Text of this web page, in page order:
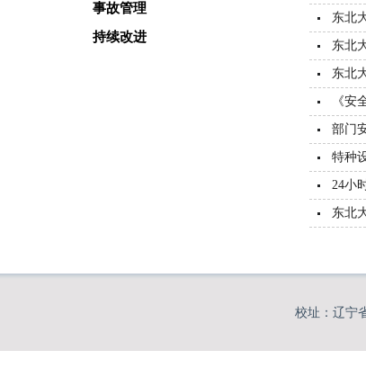
事故管理
持续改进
东北
东北
东北
《安
部门
特种
24小
东北
校址：辽宁